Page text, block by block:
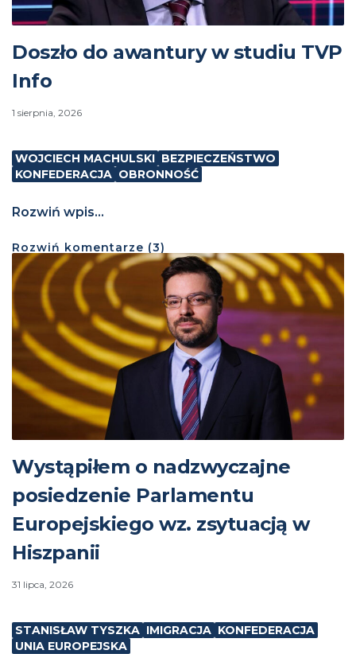
Doszło do awantury w studiu TVP
Info
1 sierpnia, 2026
WOJCIECH MACHULSKI BEZPIECZEŃSTWO
KONFEDERACJA OBRONNOŚĆ
Rozwiń wpis...
Rozwiń komentarze (3)
Wystąpiłem o nadzwyczajne
posiedzenie Parlamentu
Europejskiego wz. zsytuacją w
Hiszpanii
31 lipca, 2026
STANISŁAW TYSZKA IMIGRACJA KONFEDERACJA
UNIA EUROPEJSKA